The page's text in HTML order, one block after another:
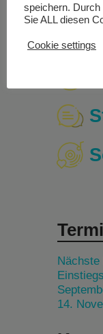
14.
speichern.
Sie ALL diesen
Cookie settings